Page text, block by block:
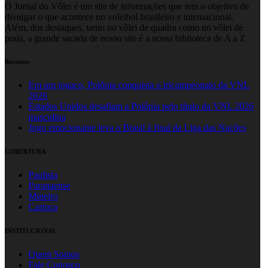
O Jornal do Vôlei é um site de informações que tem o objetivo de
divulgar o que acontece no voleibol brasileiro e internacional.
Além, dos destaques, tanto no vôlei de quadra como no vôlei de
praia, a grande sacada de nosso site é a nossa biblioteca de A a Z
Recentes
Em um jogaço, Polônia conquista o tricampeonato da VNL
2026
Estados Unidos desafiam a Polônia pelo título da VNL 2026
masculina
Jogo emocionante leva o Brasil à final da Liga das Nações
COBERTURA
Paulista
Paranaense
Mineiro
Carioca
INSTITUCIONAL
Quem Somos
Fale Conosco